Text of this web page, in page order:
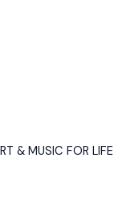
& MUSIC FOR LIFE